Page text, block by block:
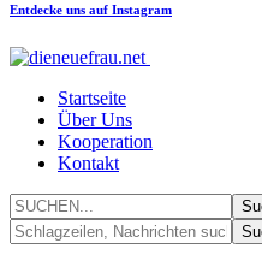
Entdecke uns auf Instagram
Startseite
Über Uns
Kooperation
Kontakt